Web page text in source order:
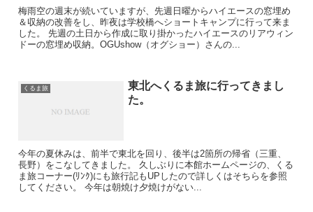
梅雨空の週末が続いていますが、先週日曜からハイエースの窓埋め
＆収納の改善をし、昨夜は学校橋へショートキャンプに行って来ま
した。 先週の土日から作成に取り掛かったハイエースのリアウィン
ドーの窓埋め収納。OGUshow（オグショー）さんの...
くるま旅
東北へくるま旅に行ってきまし
た。
今年の夏休みは、前半で東北を回り、後半は2箇所の帰省（三重、
長野）をこなしてきました。 久しぶりに本館ホームページの、くる
ま旅コーナー(ﾘﾝｸ)にも旅行記もUPしたので詳しくはそちらを参照
してください。 今年は朝焼け夕焼けがない...